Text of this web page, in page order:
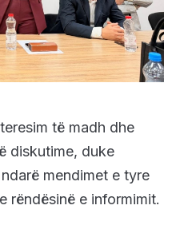
të madh dhe
diskutime, duke
mendimet e tyre
rëndësinë e informimit.